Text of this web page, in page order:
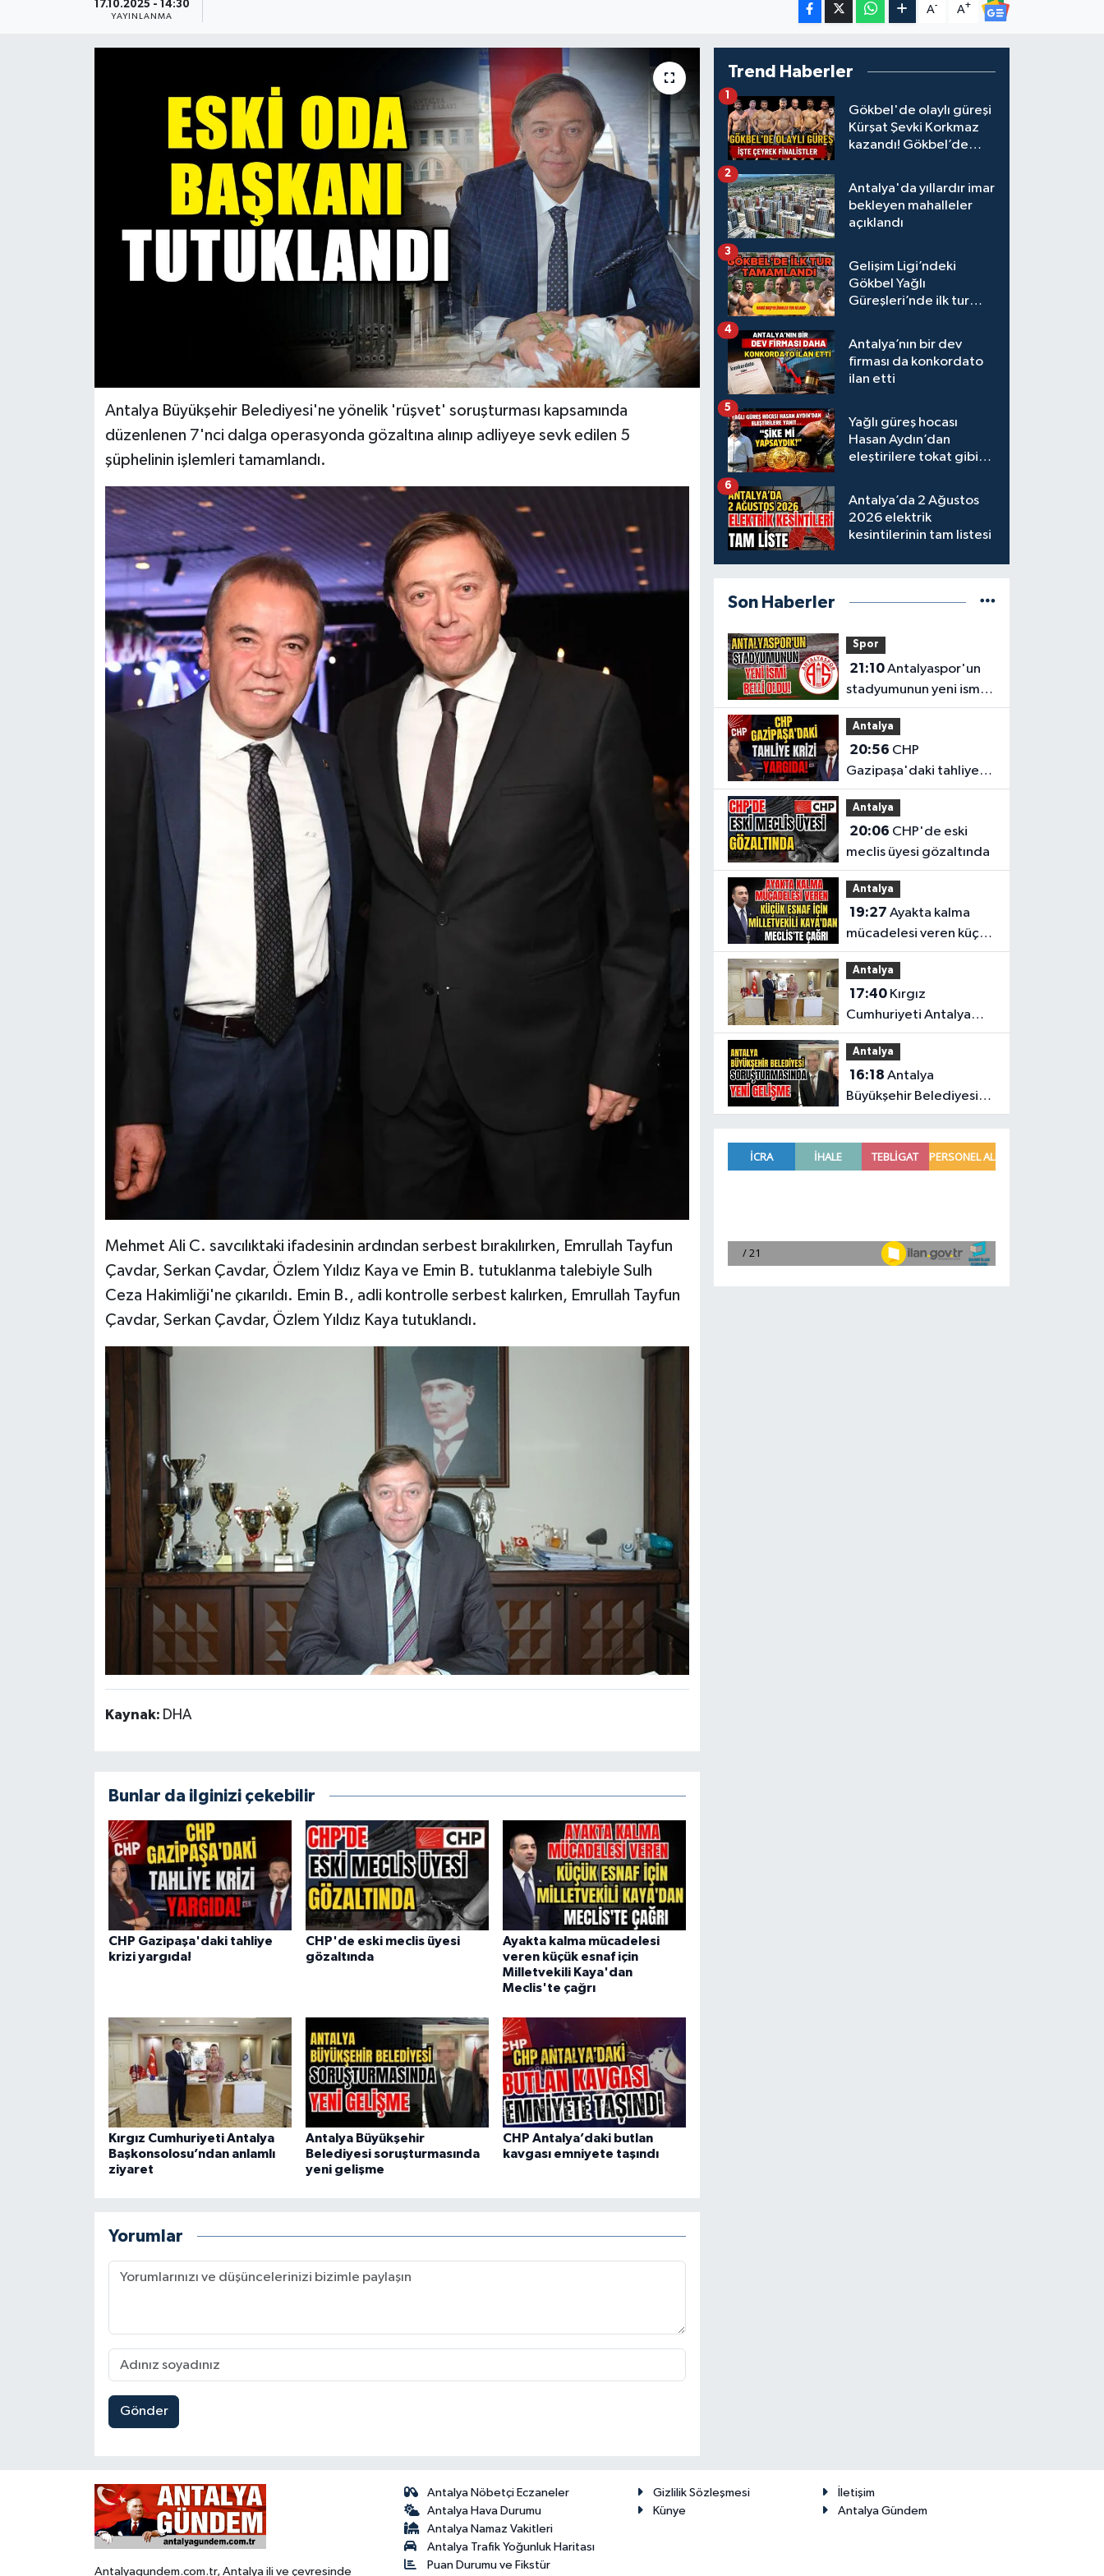
17.10.2025 - 14:30
YAYINLANMA
A- A+
Antalya Büyükşehir Belediyesi'ne yönelik 'rüşvet' soruşturması kapsamında
düzenlenen 7'nci dalga operasyonda gözaltına alınıp adliyeye sevk edilen 5
şüphelinin işlemleri tamamlandı.
Mehmet Ali C. savcılıktaki ifadesinin ardından serbest bırakılırken, Emrullah Tayfun
Çavdar, Serkan Çavdar, Özlem Yıldız Kaya ve Emin B. tutuklanma talebiyle Sulh
Ceza Hakimliği'ne çıkarıldı. Emin B., adli kontrolle serbest kalırken, Emrullah Tayfun
Çavdar, Serkan Çavdar, Özlem Yıldız Kaya tutuklandı.
Kaynak: DHA
Bunlar da ilginizi çekebilir
CHP Gazipaşa'daki tahliye
krizi yargıda!
CHP'de eski meclis üyesi
gözaltında
Ayakta kalma mücadelesi
veren küçük esnaf için
Milletvekili Kaya'dan
Meclis'te çağrı
Kırgız Cumhuriyeti Antalya
Başkonsolosu’ndan anlamlı
ziyaret
Antalya Büyükşehir
Belediyesi soruşturmasında
yeni gelişme
CHP Antalya’daki butlan
kavgası emniyete taşındı
Yorumlar
Gönder
Trend Haberler
Gökbel'de olaylı güreşi
Kürşat Şevki Korkmaz
kazandı! Gökbel’de
Gürbüz elendi!
1
Antalya'da yıllardır imar
bekleyen mahalleler
açıklandı
2
Gelişim Ligi’ndeki
Gökbel Yağlı
Güreşleri’nde ilk tur
3
Antalya’nın bir dev
firması da konkordato
ilan etti
4
Yağlı güreş hocası
Hasan Aydın’dan
eleştirilere tokat gibi
5
Antalya’da 2 Ağustos
2026 elektrik
kesintilerinin tam listesi
6
Son Haberler
Spor
21:10Antalyaspor'un
stadyumunun yeni ismi
belli oldu!
Antalya
20:56
Gazipaşa'daki tahliye
krizi yargıda!
Antalya
20:06
meclis üyesi gözaltında
Antalya
19:27
mücadelesi veren küçük
esnaf için Milletvekili
Kaya'dan Meclis'te
çağrı
Antalya
17:40Kırgız
Cumhuriyeti Antalya
Başkonsolosu’ndan
anlamlı ziyaret
Antalya
16:18
Büyükşehir Belediyesi
soruşturmasında yeni
Antalyagundem.com.tr, Antalya ili ve çevresinde
Antalya Nöbetçi Eczaneler
Antalya Hava Durumu
Antalya Namaz Vakitleri
Antalya Trafik Yoğunluk Haritası
Puan Durumu ve Fikstür
Gizlilik Sözleşmesi
İletişim
Künye
Antalya Gündem